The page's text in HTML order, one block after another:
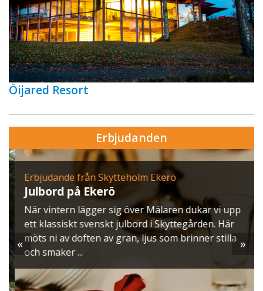
Öijared Resort
Erbjudanden
Erbjudande från Skytteholm Ekerö
Julbord på Ekerö
När vintern lägger sig över Mälaren dukar vi upp
ett klassiskt svenskt julbord i Skyttegården. Här
möts ni av doften av gran, ljus som brinner stilla
och smaker ...
« »